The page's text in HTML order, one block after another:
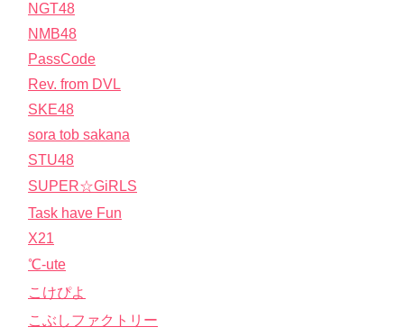
NGT48
NMB48
PassCode
Rev. from DVL
SKE48
sora tob sakana
STU48
SUPER☆GiRLS
Task have Fun
X21
℃-ute
こけぴよ
こぶしファクトリー